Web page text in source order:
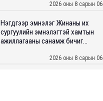
2026 оны 8 сарын 06
Нэгдүгээр эмнэлэг Жинаны их
сургуулийн эмнэлэгтэй хамтын
ажиллагааны санамж бичиг...
2026 оны 8 сарын 06